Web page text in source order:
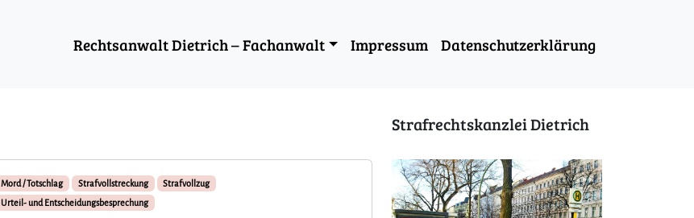
Rechtsanwalt Dietrich – Fachanwalt Impressum Datenschutzerklärung
Mord / Totschlag Strafvollstreckung
Strafvollzug
Urteil- und Entscheidungsbesprechung
Strafrechtskanzlei Dietrich